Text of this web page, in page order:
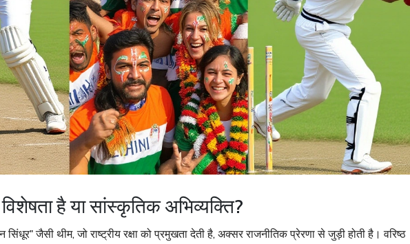
है या सांस्कृतिक अभिव्यक्ति?
सिंधूर" जैसी थीम, जो राष्ट्रीय रक्षा को प्रमुखता देती है, अक्सर राजनीतिक प्रेरणा से जुड़ी होती है। वरिष्ठ